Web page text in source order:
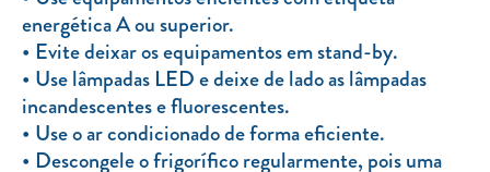
energética A ou superior.
Evite deixar os equipamentos em stand-by.
Use lâmpadas LED e deixe de lado as lâmpadas
incandescentes e fluorescentes.
Use o ar condicionado de forma eficiente.
Descongele o frigorífico regularmente, pois uma